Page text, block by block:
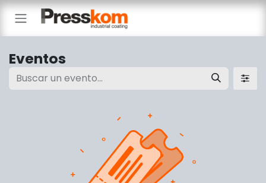
Ir al contenido
Eventos